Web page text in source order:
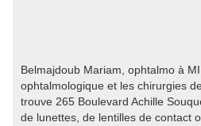
Belmajdoub Mariam, ophtalmo à
ophtalmologique et les chirurgies
trouve 265 Boulevard Achille
de lunettes, de lentilles de contact